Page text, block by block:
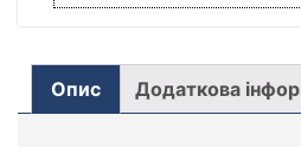
Опис Додаткова